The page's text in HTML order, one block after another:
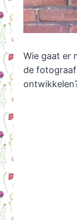
Wie gaat er
de